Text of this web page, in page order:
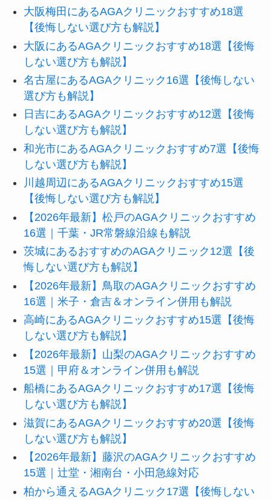
大阪梅田にあるAGAクリニックおすすめ18選
【後悔しない選び方も解説】
大阪にあるAGAクリニックおすすめ18選【後悔
しない選び方も解説】
名古屋にあるAGAクリニック16選【後悔しない
選び方も解説】
日吉にあるAGAクリニックおすすめ12選【後悔
しない選び方も解説】
和光市にあるAGAクリニックおすすめ7選【後悔
しない選び方も解説】
川越周辺にあるAGAクリニックおすすめ15選
【後悔しない選び方も解説】
【2026年最新】松戸のAGAクリニックおすすめ
16選｜千葉・JR常磐線沿線も解説
茨城にあるおすすめのAGAクリニック12選【後
悔しない選び方も解説】
【2026年最新】鳥取のAGAクリニックおすすめ
16選｜米子・倉吉＆オンライン併用も解説
高崎にあるAGAクリニックおすすめ15選【後悔
しない選び方も解説】
【2026年最新】山梨のAGAクリニックおすすめ
15選｜甲府＆オンライン併用も解説
船橋にあるAGAクリニックおすすめ17選【後悔
しない選び方も解説】
滋賀にあるAGAクリニックおすすめ20選【後悔
しない選び方も解説】
【2026年最新】藤沢のAGAクリニックおすすめ
15選｜辻堂・湘南台・小田急線対応
柏から通えるAGAクリニック17選【後悔しない